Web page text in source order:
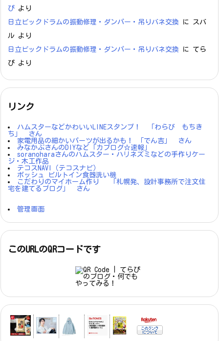
ぴ より
日立ビックドラムの振動修理・ダンパー・吊りバネ交換 に
スバ
ル より
日立ビックドラムの振動修理・ダンパー・吊りバネ交換 に てら
ぴ より
リンク
ハムスターなどかわいいLINEスタンプ！ 「わらび もちき
ち」 さん
家電用品の細かいパーツが出るかも！ 「でん吉」 さん
みなかぶさんのDIYなど「カブログ☆速報」
soranoharaさんのハムスター・ハリネズミなどの手作りケー
ジ・木工作品
テコスNAVI（テコスナビ）
ボッシュ ビルトイン食器洗い機
こだわりのマイホーム作り 「札幌発、設計事務所で注文住
宅を建てるブログ」 さん
管理画面
このURLのQRコードです